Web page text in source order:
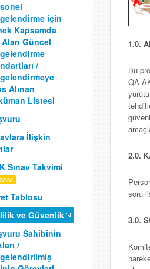
için
Kapsamda
Alan Güncel
/
Alınan
Listesi
İlişkin
Sınav Takvimi
Tablosu
ve Güvenlik
Sahibinin
/
1.0.
Bu
QA
2.0.
soru
3.0.